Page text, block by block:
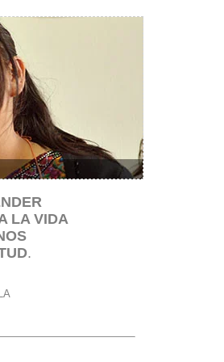
LA VIDA
.